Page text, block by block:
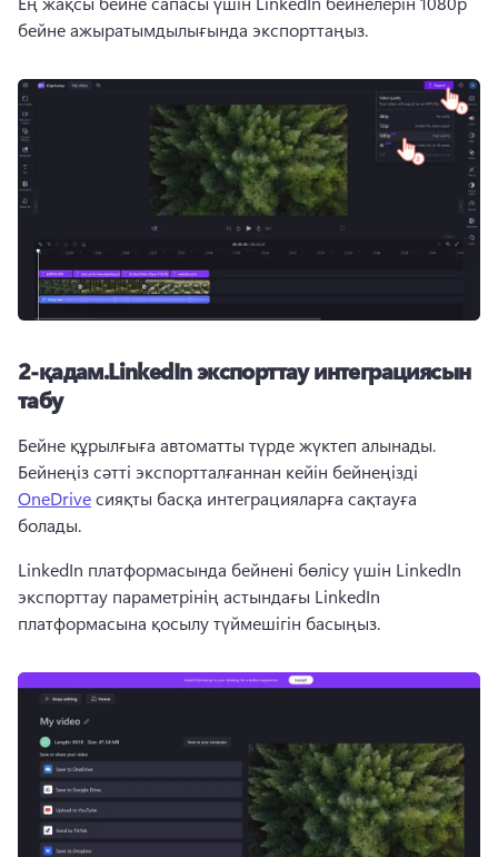
бейне ажыратымдылығында экспорттаңыз.
2-қадам.LinkedIn экспорттау интеграциясын
табу
Бейнеңіз сәтті экспортталғаннан кейін бейнеңізді
OneDrive сияқты басқа интеграцияларға сақтауға
болады.
LinkedIn платформасында бейнені бөлісу үшін LinkedIn
экспорттау параметрінің астындағы LinkedIn
платформасына қосылу түймешігін басыңыз.